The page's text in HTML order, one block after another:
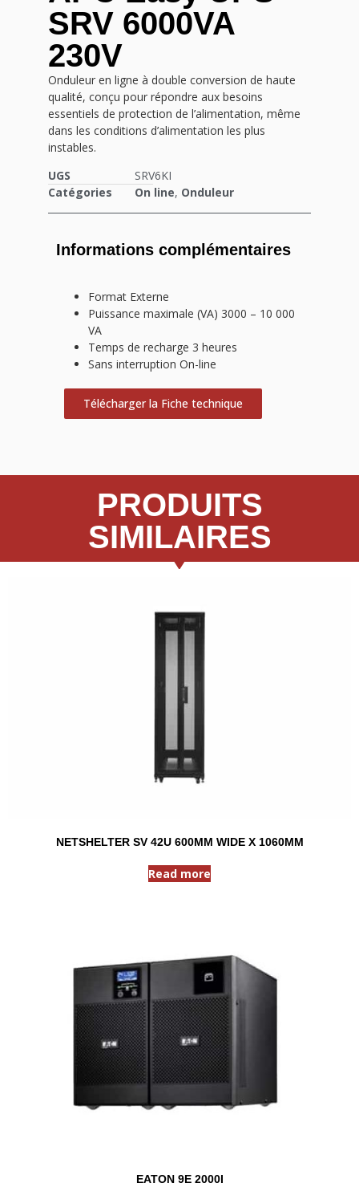
SRV 6000VA
230V
Onduleur en ligne à double conversion de haute
qualité, conçu pour répondre aux besoins
essentiels de protection de l’alimentation, même
dans les conditions d’alimentation les plus
instables.
UGS
SRV6KI
Catégories
On line, Onduleur
Informations complémentaires
Format Externe
Puissance maximale (VA) 3000 – 10 000
VA
Temps de recharge 3 heures
Sans interruption On-line
Télécharger la Fiche technique
PRODUITS
SIMILAIRES
NETSHELTER SV 42U 600MM WIDE X 1060MM
Read more
EATON 9E 2000I